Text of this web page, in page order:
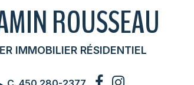
ROUSSEAU
IMMOBILIER RÉSIDENTIEL